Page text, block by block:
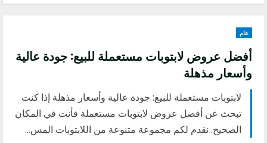
عام
أفضل عروض لابتوبات مستعملة للبيع: جودة عالية
وأسعار مذهلة
لابتوبات مستعملة للبيع: جودة عالية وأسعار مذهلة إذا كنت
تبحث عن أفضل عروض لابتوبات مستعملة فأنت في المكان
الصحيح. نقدم لكم مجموعة متنوعة من اللابتوبات المس...